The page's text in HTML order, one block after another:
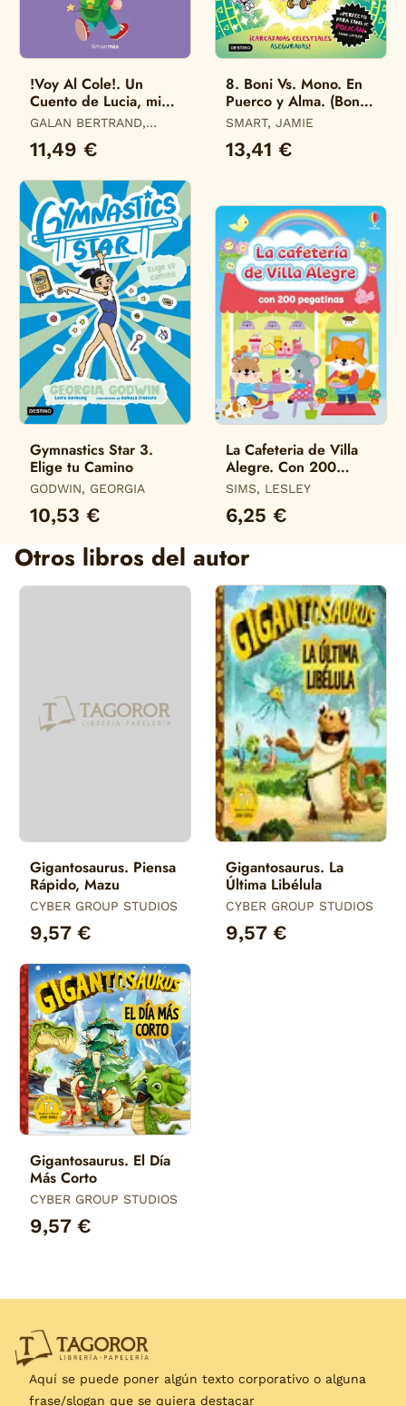
!Voy Al Cole!. Un
Cuento de Lucia, mi
Pediatra
GALAN BERTRAND,
LUCIA
11,49 €
8. Boni Vs. Mono. En
Puerco y Alma. (Boni
Vs. Mono)
SMART, JAMIE
13,41 €
Gymnastics Star 3.
Elige tu Camino
GODWIN, GEORGIA
10,53 €
La Cafeteria de Villa
Alegre. Con 200
Pegatinas
SIMS, LESLEY
6,25 €
Otros libros del autor
Gigantosaurus. Piensa
Rápido, Mazu
CYBER GROUP STUDIOS
9,57 €
Gigantosaurus. La
Última Libélula
CYBER GROUP STUDIOS
9,57 €
Gigantosaurus. El Día
Más Corto
CYBER GROUP STUDIOS
9,57 €
Aquí se puede poner algún texto corporativo o alguna
frase/slogan que se quiera destacar